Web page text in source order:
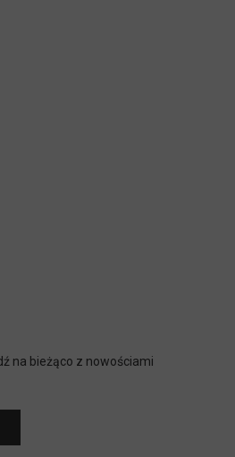
na bieżąco z nowościami